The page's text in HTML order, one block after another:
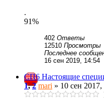
.
91%
402 Ответы
12510 Просмотры
Последнее
16 сен 2019, 14:54
СП6 Настоящие
1,2 mari » 10 сен 2017,